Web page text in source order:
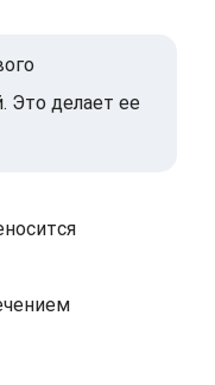
Это делает ее